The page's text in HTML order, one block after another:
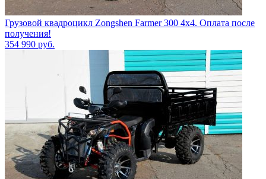
Грузовой квадроцикл Zongshen Farmer 300 4х4. Оплата после
получения!
354 990 руб.